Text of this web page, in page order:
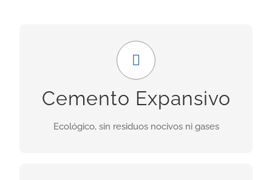
Cemento Expansivo
Ecológico, sin residuos nocivos ni gases
Económico y seguro
Uso ideal en demoliciones donde las obras
adyacentes no deben ser perjudicadas por las